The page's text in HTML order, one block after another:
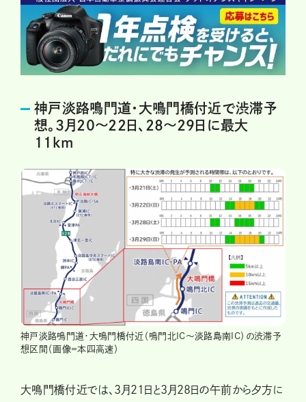
神戸淡路鳴門道・大鳴門橋付近で渋滞予
想。3月20～22日、28～29日に最大
11km
神戸淡路鳴門道・大鳴門橋付近（鳴門北IC～淡路島南IC）の渋滞予
想区間（画像＝本四高速）
大鳴門橋付近では、3月21日と3月28日の午前から夕方に